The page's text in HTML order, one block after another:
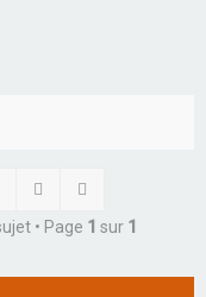
Rechercher
• Page 1 sur 1